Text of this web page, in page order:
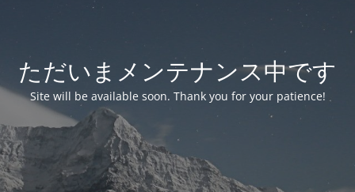
ただいまメンテナンス中です
Site will be available soon. Thank you for your patience!